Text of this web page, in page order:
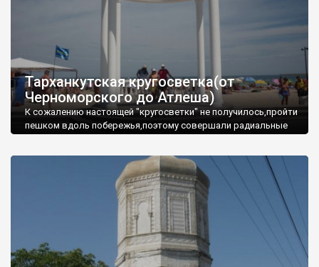
Тарханкутская кругосветка(от
Черноморского до Атлеша)
К сожалению настоящей "кругосветки" не получилось,пройти
пешком вдоль побережья,поэтому совершали радиальные